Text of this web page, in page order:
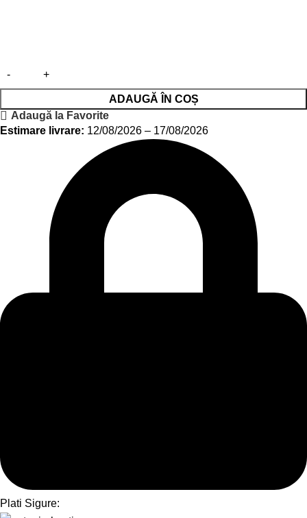
ADAUGĂ ÎN COȘ
Adaugă la Favorite
Estimare livrare: 12/08/2026 – 17/08/2026
Plati Sigure: